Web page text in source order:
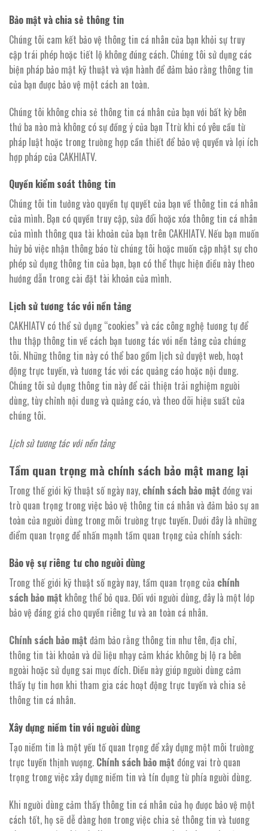
Bảo mật và chia sẻ thông tin
Chúng tôi cam kết bảo vệ thông tin cá nhân của bạn khỏi sự truy
cập trái phép hoặc tiết lộ không đúng cách. Chúng tôi sử dụng các
biện pháp bảo mật kỹ thuật và vận hành để đảm bảo rằng thông tin
của bạn được bảo vệ một cách an toàn.
Chúng tôi không chia sẻ thông tin cá nhân của bạn với bất kỳ bên
thứ ba nào mà không có sự đồng ý của bạn Ttrừ khi có yêu cầu từ
pháp luật hoặc trong trường hợp cần thiết để bảo vệ quyền và lợi ích
hợp pháp của CAKHIATV.
Quyền kiểm soát thông tin
Chúng tôi tin tưởng vào quyền tự quyết của bạn về thông tin cá nhân
của mình. Bạn có quyền truy cập, sửa đổi hoặc xóa thông tin cá nhân
của mình thông qua tài khoản của bạn trên CAKHIATV. Nếu bạn muốn
hủy bỏ việc nhận thông báo từ chúng tôi hoặc muốn cập nhật sự cho
phép sử dụng thông tin của bạn, bạn có thể thực hiện điều này theo
hướng dẫn trong cài đặt tài khoản của mình.
Lịch sử tương tác với nền tảng
CAKHIATV có thể sử dụng “cookies” và các công nghệ tương tự để
thu thập thông tin về cách bạn tương tác với nền tảng của chúng
tôi. Những thông tin này có thể bao gồm lịch sử duyệt web, hoạt
động trực tuyến, và tương tác với các quảng cáo hoặc nội dung.
Chúng tôi sử dụng thông tin này để cải thiện trải nghiệm người
dùng, tùy chỉnh nội dung và quảng cáo, và theo dõi hiệu suất của
chúng tôi.
Lịch sử tương tác với nền tảng
Tầm quan trọng mà chính sách bảo mật mang lại
Trong thế giới kỹ thuật số ngày nay, chính sách bảo mật đóng vai
trò quan trọng trong việc bảo vệ thông tin cá nhân và đảm bảo sự an
toàn của người dùng trong môi trường trực tuyến. Dưới đây là những
điểm quan trọng để nhấn mạnh tầm quan trọng của chính sách:
Bảo vệ sự riêng tư cho người dùng
Trong thế giới kỹ thuật số ngày nay, tầm quan trọng của chính
sách bảo mật không thể bỏ qua. Đối với người dùng, đây là một lớp
bảo vệ đáng giá cho quyền riêng tư và an toàn cá nhân.
Chính sách bảo mật đảm bảo rằng thông tin như tên, địa chỉ,
thông tin tài khoản và dữ liệu nhạy cảm khác không bị lộ ra bên
ngoài hoặc sử dụng sai mục đích. Điều này giúp người dùng cảm
thấy tự tin hơn khi tham gia các hoạt động trực tuyến và chia sẻ
thông tin cá nhân.
Xây dựng niềm tin với người dùng
Tạo niềm tin là một yếu tố quan trọng để xây dựng một môi trường
trực tuyến thịnh vượng. Chính sách bảo mật đóng vai trò quan
trọng trong việc xây dựng niềm tin và tín dụng từ phía người dùng.
Khi người dùng cảm thấy thông tin cá nhân của họ được bảo vệ một
cách tốt, họ sẽ dễ dàng hơn trong việc chia sẻ thông tin và tương